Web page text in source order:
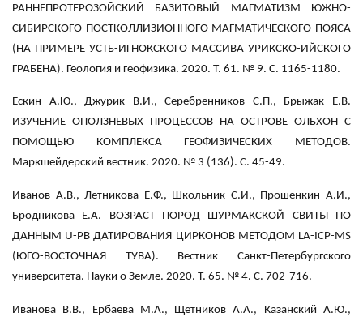
РАННЕПРОТЕРОЗОЙСКИЙ БАЗИТОВЫЙ МАГМАТИЗМ ЮЖНО-
СИБИРСКОГО ПОСТКОЛЛИЗИОННОГО МАГМАТИЧЕСКОГО ПОЯСА
(НА ПРИМЕРЕ УСТЬ-ИГНОКСКОГО МАССИВА УРИКСКО-ИЙСКОГО
ГРАБЕНА). Геология и геофизика. 2020. Т. 61. № 9. С. 1165-1180.
Ескин А.Ю., Джурик В.И., Серебренников С.П., Брыжак Е.В.
ИЗУЧЕНИЕ ОПОЛЗНЕВЫХ ПРОЦЕССОВ НА ОСТРОВЕ ОЛЬХОН С
ПОМОЩЬЮ КОМПЛЕКСА ГЕОФИЗИЧЕСКИХ МЕТОДОВ.
Маркшейдерский вестник. 2020. № 3 (136). С. 45-49.
Иванов А.В., Летникова Е.Ф., Школьник С.И., Прошенкин А.И.,
Бродникова Е.А. ВОЗРАСТ ПОРОД ШУРМАКСКОЙ СВИТЫ ПО
ДАННЫМ U-PB ДАТИРОВАНИЯ ЦИРКОНОВ МЕТОДОМ LA-ICP-MS
(ЮГО-ВОСТОЧНАЯ ТУВА). Вестник Санкт-Петербургского
университета. Науки о Земле. 2020. Т. 65. № 4. С. 702-716.
Иванова В.В., Ербаева М.А., Щетников А.А., Казанский А.Ю.,